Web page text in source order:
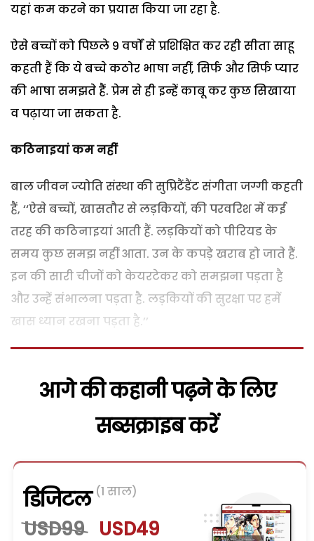
यहां कम करने का प्रयास किया जा रहा है.
ऐसे बच्चों को पिछले 9 वर्षों से प्रशिक्षित कर रही सीता साहू
कहती हैं कि ये बच्चे कठोर भाषा नहीं, सिर्फ और सिर्फ प्यार
की भाषा समझते हैं. प्रेम से ही इन्हें काबू कर कुछ सिखाया
व पढ़ाया जा सकता है.
कठिनाइयां कम नहीं
बाल जीवन ज्योति संस्था की सुप्रिटैंडैंट संगीता जग्गी कहती
हैं, ‘‘ऐसे बच्चों, खासतौर से लड़कियों, की परवरिश में कई
तरह की कठिनाइयां आती हैं. लड़कियों को पीरियड के
समय कुछ समझ नहीं आता. उन के कपड़े खराब हो जाते हैं.
इन की सारी चीजों को केयरटेकर को समझना पड़ता है
और उन्हें संभालना पड़ता है. लड़कियों की सुरक्षा पर हमें
खास ध्यान रखना पड़ता है.’’
आगे की कहानी पढ़ने के लिए
सब्सक्राइब करें
डिजिटल (1 साल)
USD99 USD49